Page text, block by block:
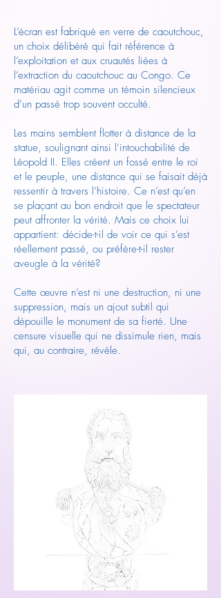
L’écran est fabriqué en verre de caoutchouc,
un choix délibéré qui fait référence à
l’exploitation et aux cruautés liées à
l’extraction du caoutchouc au Congo. Ce
matériau agit comme un témoin silencieux
d’un passé trop souvent occulté.
Les mains semblent flotter à distance de la
statue, soulignant ainsi l’intouchabilité de
Léopold II. Elles créent un fossé entre le roi
et le peuple, une distance qui se faisait déjà
ressentir à travers l’histoire. Ce n’est qu’en
se plaçant au bon endroit que le spectateur
peut affronter la vérité. Mais ce choix lui
appartient: décide-t-il de voir ce qui s’est
réellement passé, ou préfère-t-il rester
aveugle à la vérité?
Cette œuvre n’est ni une destruction, ni une
suppression, mais un ajout subtil qui
dépouille le monument de sa fierté. Une
censure visuelle qui ne dissimule rien, mais
qui, au contraire, révèle.